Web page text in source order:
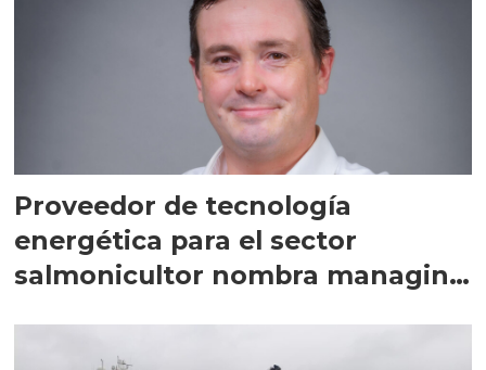
Proveedor de tecnología
energética para el sector
salmonicultor nombra managing